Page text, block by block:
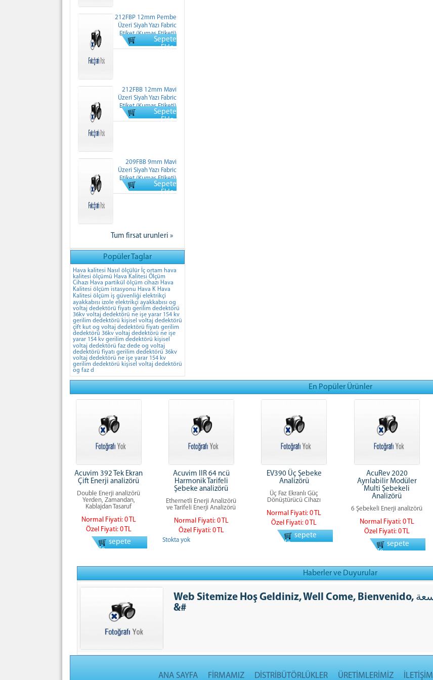
212FBP 12mm Pembe
Üzeri Siyah Yazı Fabric
Etiket (Kumaş Etiketi)
Normal Fiyati: 0 TL
Sepete
Ekle
212FBB 12mm Mavi
Üzeri Siyah Yazı Fabric
Etiket (Kumaş Etiketi)
Normal Fiyati: 0 TL
Sepete
Ekle
209FBB 9mm Mavi
Üzeri Siyah Yazı Fabric
Etiket (Kumaş Etiketi)
Normal Fiyati: 0 TL
Sepete
Ekle
Tum firsat urunleri »
Popüler Taglar
Hava kalitesi Nasıl ölçülür İç ortam hava
kalitesi ölçümü Hava Kalitesi Ölçüm
Cihazı Hava partikül ölçüm cihazı Hava
Kalitesi ölçüm istasyonu Hava K Hava
Kalitesi ölçüm iş güvenliği elektrikçi
ayakkabısı izole elektrikçi ayakkabısı og
voltaj dedektörü fiyatı gerilim dedektörü
36kv voltaj dedektörü ne işe yarar 154 kv
gerilim dedektörü kişisel voltaj dedektörü
çift kut og voltaj dedektörü fiyatı gerilim
dedektörü 36kv voltaj dedektörü ne işe
yarar 154 kv gerilim dedektörü kişisel
voltaj dedektörü faz dede og voltaj
dedektörü fiyatı gerilim dedektörü 36kv
voltaj dedektörü ne işe yarar 154 kv
gerilim dedektörü kişisel voltaj dedektörü
og faz d
En Popüler Ürünler
Acuvim 392 Tek Ekran
Çift Enerji analizörü
Double Enerji analizörü
Yerden, Zamandan,
Kablajdan Tasaruf
Normal Fiyati: 0 TL
Özel Fiyati: 0 TL
sepete
ekle
Acuvim IIR 64 ncü
Harmonik Tarifeli
Şebeke analizörü
Ethernetli Enerji Analizörü
ve Tarifeli Enerji Analizörü
Normal Fiyati: 0 TL
Özel Fiyati: 0 TL
Stokta yok
EV390 Üç Şebeke
Analizörü
Üç Faz Ekranlı Güç
Dönüştürücü Cihazı
Normal Fiyati: 0 TL
Özel Fiyati: 0 TL
sepete
ekle
AcuRev 2020
Ayrılabilir Modüler
Multi Şebekeli
Analizörü
6 Şebekeli Enerji analizörü
Normal Fiyati: 0 TL
Özel Fiyati: 0 TL
sepete
ekle
Haberler ve Duyurular
Web Sitemize Hoş Geldiniz, Well Come, Bienvenido, على الرحب والسعة, Добро пожаловат,
&#
ANA SAYFA FİRMAMIZ DİSTRİBÜTÖRLÜKLER ÜRETİMLERİMİZ İLETİŞİM